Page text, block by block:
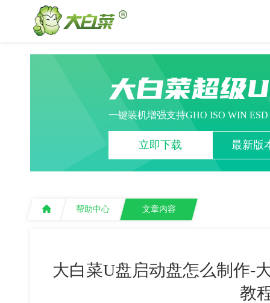
大白菜超级
一键装机增强支持GHO ISO WIN
立即下载 最新版
帮助中心 文章内容
大白菜U盘启动盘怎么制作-
教